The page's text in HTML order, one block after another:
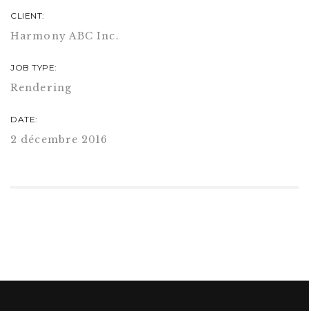
CLIENT:
Harmony ABC Inc.
JOB TYPE:
Rendering
DATE:
2 décembre 2016